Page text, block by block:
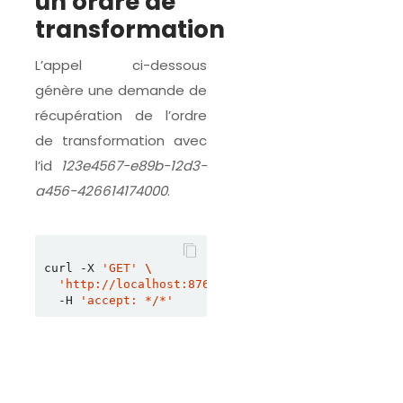
transformation
L’appel ci-dessous
génère une demande de
récupération de l’ordre
de transformation avec
l’id
123e4567-e89b-12d3-
a456-426614174000.
curl -X 'GET'
'http://localhost:8761/transformations/123e4567-
  -H
'accept: */*'